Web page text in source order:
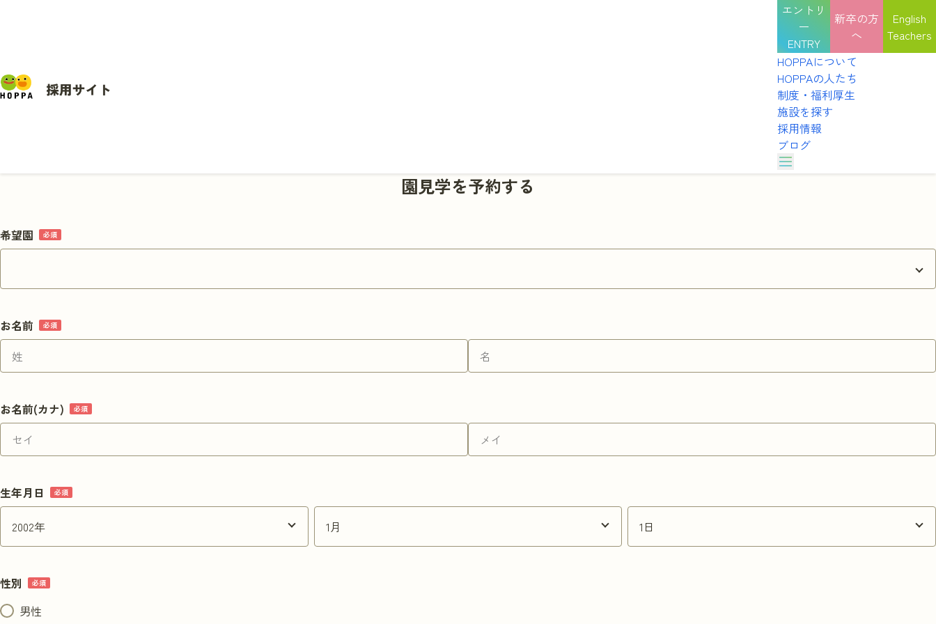
エントリ
ー
ENTRY
園見学を予約する
実習を申し込む
新卒の方
へ
English
Teachers
HOPPAについて
HOPPAの人たち
HOPPAのカルチャー
職種紹介
制度・福利厚生
施設を探す
採用情報
ブログ
HOPPAのカルチャー
職種紹介
制度・福利厚生
園見学を予約する
希望園
お名前
お名前(カナ)
生年月日
性別
男性